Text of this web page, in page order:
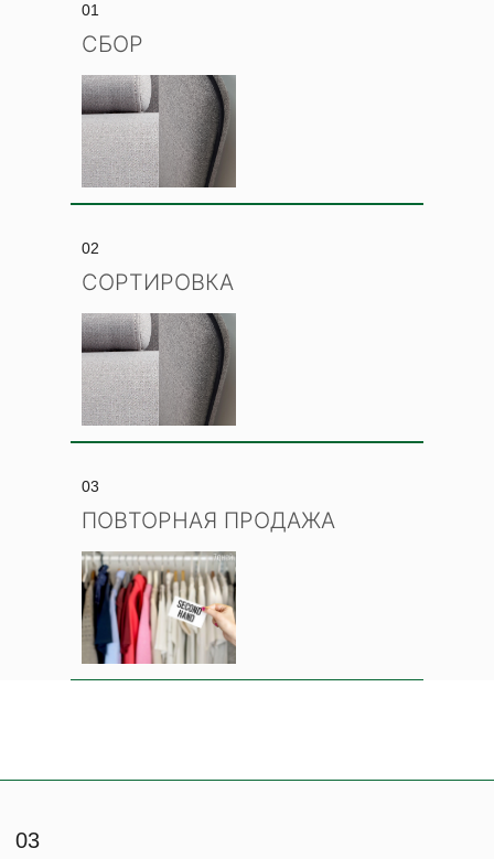
ОДЕЖДА
Describe the project and add a striking
ВЕТОШЬ
ПОДРОБНЕЕ
ПОДРОБНЕЕ
СБОР
01
СОРТИРОВКА
02
ПОВТОРНАЯ ПРОДАЖА
03